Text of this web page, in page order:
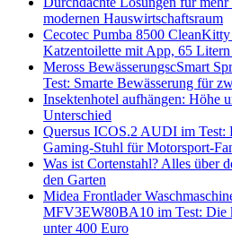
modernen Hauswirtschaftsraum
Cecotec Pumba 8500
Katzentoilette mit App, 65
Meross BewässerungscSmart
Test: Smarte Bewässerung für
Insektenhotel aufhängen: Höhe
Unterschied
Quersus ICOS.2 AUDI im Test:
Gaming-Stuhl für Motorsport-
Was ist Cortenstahl? Alles über
den Garten
Midea Frontlader
MFV3EW80BA10 im Test: Die
unter 400 Euro